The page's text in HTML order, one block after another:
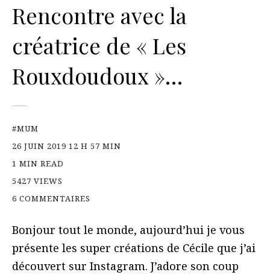
Rencontre avec la
créatrice de « Les
Rouxdoudoux »…
#MUM
26 JUIN 2019 12 H 57 MIN
1 MIN READ
5427 VIEWS
6 COMMENTAIRES
Bonjour tout le monde, aujourd’hui je vous
présente les super créations de Cécile que j’ai
découvert sur Instagram. J’adore son coup